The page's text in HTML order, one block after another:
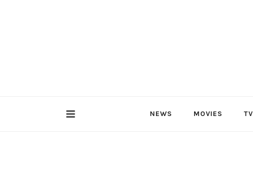
NEWS MOVIES TV